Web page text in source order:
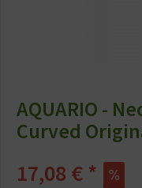
AQUARIO -
Curved
17,08 € *